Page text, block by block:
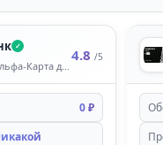
✓
4.8 /5
0 ₽